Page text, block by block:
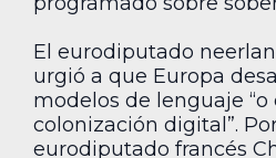
El eurodiputado
urgió a que Europa
modelos de lenguaje
colonización digital”.
eurodiputado francés